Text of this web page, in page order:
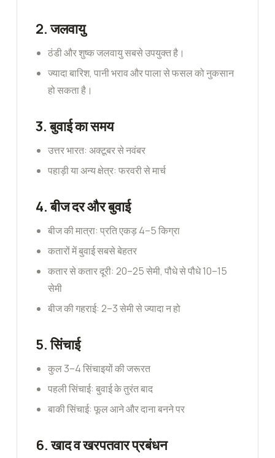
2.जलवायु
ठंडी और शुष्क जलवायु सबसे उपयुक्त है।
ज्यादा बारिश, पानी भराव और पाला से फसल को नुकसान
हो सकता है।
3.बुवाई का समय
उत्तर भारत: अक्टूबर से नवंबर
पहाड़ी या अन्य क्षेत्र: फरवरी से मार्च
4.बीज दर और बुवाई
बीज की मात्रा: प्रति एकड़ 4–5 किग्रा
कतारों में बुवाई सबसे बेहतर
कतार से कतार दूरी: 20–25 सेमी, पौधे से पौधे 10–15
सेमी
बीज की गहराई: 2–3 सेमी से ज्यादा न हो
5.सिंचाई
कुल 3–4 सिंचाइयों की जरूरत
पहली सिंचाई: बुवाई के तुरंत बाद
बाकी सिंचाई: फूल आने और दाना बनने पर
6.खाद व खरपतवार प्रबंधन